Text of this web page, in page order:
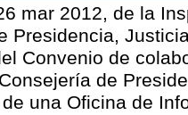
mar 2012, de la
Presidencia,
Convenio de
de
una Oficina de